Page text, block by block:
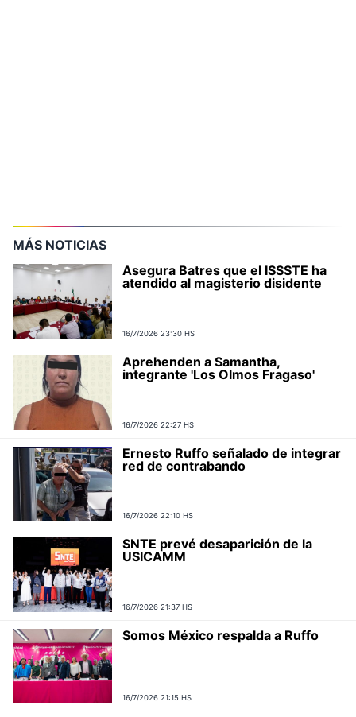
MÁS NOTICIAS
Asegura Batres que el ISSSTE ha
atendido al magisterio disidente
16/7/2026 23:30 HS
Aprehenden a Samantha,
integrante 'Los Olmos Fragaso'
16/7/2026 22:27 HS
Ernesto Ruffo señalado de integrar
red de contrabando
16/7/2026 22:10 HS
SNTE prevé desaparición de la
USICAMM
16/7/2026 21:37 HS
Somos México respalda a Ruffo
16/7/2026 21:15 HS